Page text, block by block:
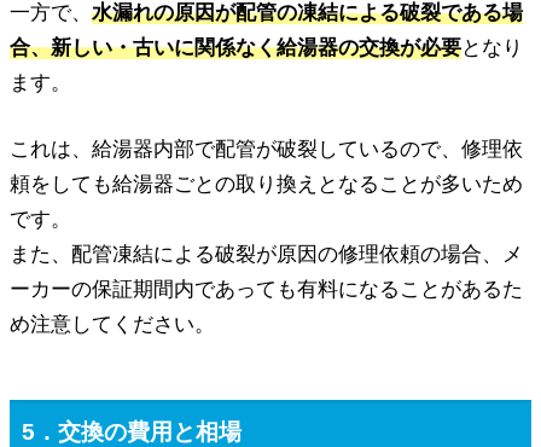
一方で、 水漏れの原因が配管の凍結による破裂である場
合、新しい・古いに関係なく給湯器の交換が必要となり
ます。
これは、給湯器内部で配管が破裂しているので、修理依
頼をしても給湯器ごとの取り換えとなることが多いため
です。
また、配管凍結による破裂が原因の修理依頼の場合、メ
ーカーの保証期間内であっても有料になることがあるた
め注意してください。
5．交換の費用と相場